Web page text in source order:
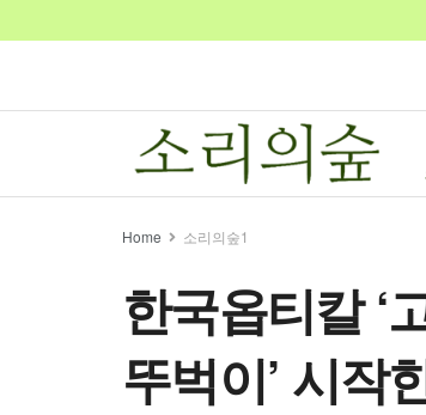
Home 소리의숲1
한국옵티칼 ‘
뚜벅이’ 시작